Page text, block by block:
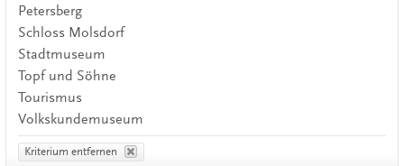
Petersberg
Schloss Molsdorf
Stadtmuseum
Topf und Söhne
Tourismus
Volkskundemuseum
Kriterium entfernen